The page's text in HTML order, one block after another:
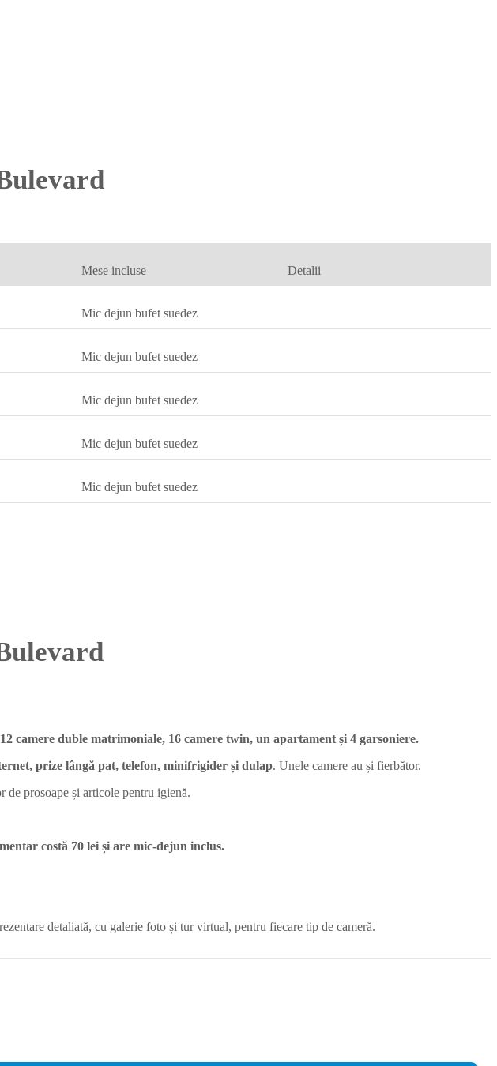
Mese incluse Detalii
Mic dejun bufet suedez
Mic dejun bufet suedez
Mic dejun bufet suedez
Mic dejun bufet suedez
Mic dejun bufet suedez
camere duble matrimoniale, 16 camere twin, un apartament și 4 garsoniere.
prize lângă pat, telefon, minifrigider și dulap. Unele camere au și fierbător.
de prosoape și articole pentru igienă.
costă 70 lei și are mic-dejun inclus.
detaliată, cu galerie foto și tur virtual, pentru fiecare tip de cameră.